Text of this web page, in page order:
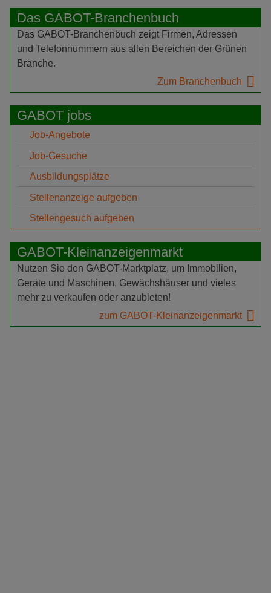
Das GABOT-Branchenbuch
Das GABOT-Branchenbuch zeigt Firmen, Adressen
und Telefonnummern aus allen Bereichen der Grünen
Branche.
Zum Branchenbuch
GABOT jobs
Job-Angebote
Job-Gesuche
Ausbildungsplätze
Stellenanzeige aufgeben
Stellengesuch aufgeben
GABOT-Kleinanzeigenmarkt
Nutzen Sie den GABOT-Marktplatz, um Immobilien,
Geräte und Maschinen, Gewächshäuser und vieles
mehr zu verkaufen oder anzubieten!
zum GABOT-Kleinanzeigenmarkt